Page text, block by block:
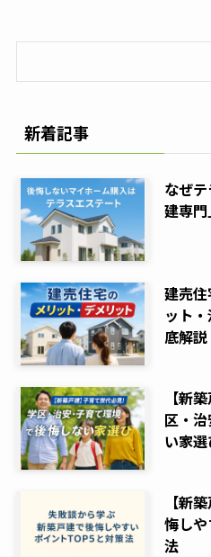
新着記事
なぜ
建専
建売
ット
底解説
【新
区・
い家
【新
悔し
法